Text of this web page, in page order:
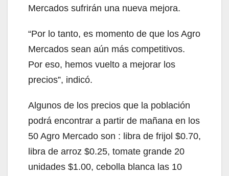
Mercados sufrirán una nueva mejora.
“Por lo tanto, es momento de que los Agro
Mercados sean aún más competitivos.
Por eso, hemos vuelto a mejorar los
precios”, indicó.
Algunos de los precios que la población
podrá encontrar a partir de mañana en los
50 Agro Mercado son : libra de frijol $0.70,
libra de arroz $0.25, tomate grande 20
unidades $1.00, cebolla blanca las 10